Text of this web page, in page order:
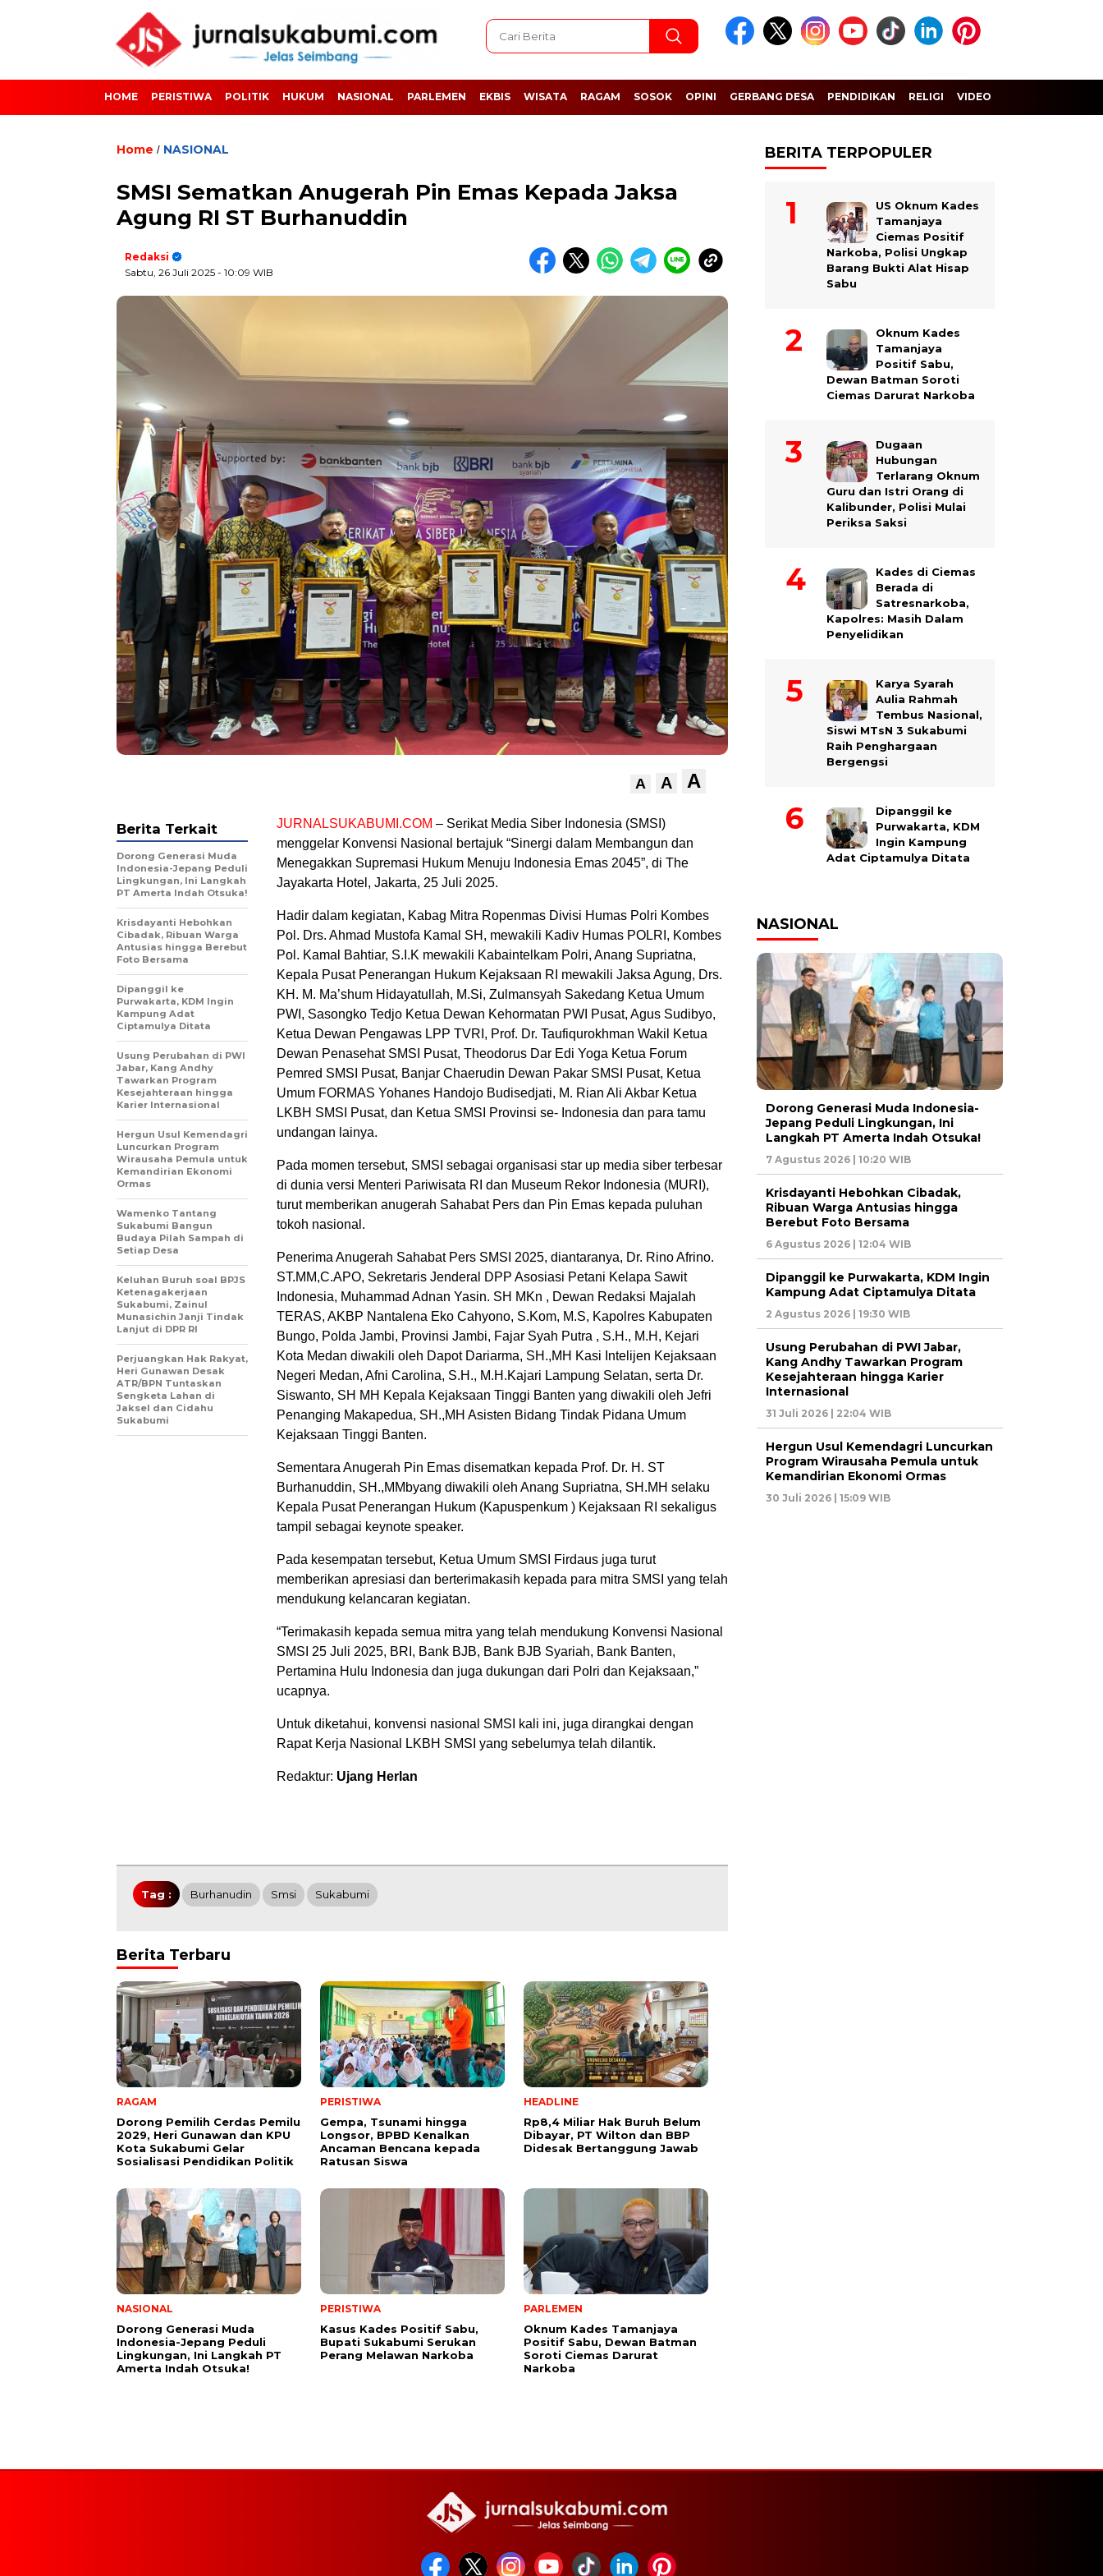
HOME PERISTIWA POLITIK HUKUM NASIONAL PARLEMEN EKBIS WISATA RAGAM SOSOK OPINI GERBANG DESA PENDIDIKAN RELIGI VIDEO
Home / NASIONAL
SMSI Sematkan Anugerah Pin Emas Kepada Jaksa
Agung RI ST Burhanuddin
Redaksi
Sabtu, 26 Juli 2025 - 10:09 WIB
A A A
JURNALSUKABUMI.COM – Serikat Media Siber Indonesia (SMSI)
menggelar Konvensi Nasional bertajuk “Sinergi dalam Membangun dan
Menegakkan Supremasi Hukum Menuju Indonesia Emas 2045”, di The
Jayakarta Hotel, Jakarta, 25 Juli 2025.
Hadir dalam kegiatan, Kabag Mitra Ropenmas Divisi Humas Polri Kombes
Pol. Drs. Ahmad Mustofa Kamal SH, mewakili Kadiv Humas POLRI, Kombes
Pol. Kamal Bahtiar, S.I.K mewakili Kabaintelkam Polri, Anang Supriatna,
Kepala Pusat Penerangan Hukum Kejaksaan RI mewakili Jaksa Agung, Drs.
KH. M. Ma’shum Hidayatullah, M.Si, Zulmansyah Sakedang Ketua Umum
PWI, Sasongko Tedjo Ketua Dewan Kehormatan PWI Pusat, Agus Sudibyo,
Ketua Dewan Pengawas LPP TVRI, Prof. Dr. Taufiqurokhman Wakil Ketua
Dewan Penasehat SMSI Pusat, Theodorus Dar Edi Yoga Ketua Forum
Pemred SMSI Pusat, Banjar Chaerudin Dewan Pakar SMSI Pusat, Ketua
Umum FORMAS Yohanes Handojo Budisedjati, M. Rian Ali Akbar Ketua
LKBH SMSI Pusat, dan Ketua SMSI Provinsi se- Indonesia dan para tamu
undangan lainya.
Pada momen tersebut, SMSI sebagai organisasi star up media siber terbesar
di dunia versi Menteri Pariwisata RI dan Museum Rekor Indonesia (MURI),
turut memberikan anugerah Sahabat Pers dan Pin Emas kepada puluhan
tokoh nasional.
Penerima Anugerah Sahabat Pers SMSI 2025, diantaranya, Dr. Rino Afrino.
ST.MM,C.APO, Sekretaris Jenderal DPP Asosiasi Petani Kelapa Sawit
Indonesia, Muhammad Adnan Yasin. SH MKn , Dewan Redaksi Majalah
TERAS, AKBP Nantalena Eko Cahyono, S.Kom, M.S, Kapolres Kabupaten
Bungo, Polda Jambi, Provinsi Jambi, Fajar Syah Putra , S.H., M.H, Kejari
Kota Medan diwakili oleh Dapot Dariarma, SH.,MH Kasi Intelijen Kejaksaan
Negeri Medan, Afni Carolina, S.H., M.H.Kajari Lampung Selatan, serta Dr.
Siswanto, SH MH Kepala Kejaksaan Tinggi Banten yang diwakili oleh Jefri
Penanging Makapedua, SH.,MH Asisten Bidang Tindak Pidana Umum
Kejaksaan Tinggi Banten.
Sementara Anugerah Pin Emas disematkan kepada Prof. Dr. H. ST
Burhanuddin, SH.,MMbyang diwakili oleh Anang Supriatna, SH.MH selaku
Kepala Pusat Penerangan Hukum (Kapuspenkum ) Kejaksaan RI sekaligus
tampil sebagai keynote speaker.
Pada kesempatan tersebut, Ketua Umum SMSI Firdaus juga turut
memberikan apresiasi dan berterimakasih kepada para mitra SMSI yang telah
mendukung kelancaran kegiatan.
“Terimakasih kepada semua mitra yang telah mendukung Konvensi Nasional
SMSI 25 Juli 2025, BRI, Bank BJB, Bank BJB Syariah, Bank Banten,
Pertamina Hulu Indonesia dan juga dukungan dari Polri dan Kejaksaan,”
ucapnya.
Untuk diketahui, konvensi nasional SMSI kali ini, juga dirangkai dengan
Rapat Kerja Nasional LKBH SMSI yang sebelumya telah dilantik.
Redaktur: Ujang Herlan
Berita Terkait
Dorong Generasi Muda
Indonesia-Jepang Peduli
Lingkungan, Ini Langkah
PT Amerta Indah Otsuka!
Krisdayanti Hebohkan
Cibadak, Ribuan Warga
Antusias hingga Berebut
Foto Bersama
Dipanggil ke
Purwakarta, KDM Ingin
Kampung Adat
Ciptamulya Ditata
Usung Perubahan di PWI
Jabar, Kang Andhy
Tawarkan Program
Kesejahteraan hingga
Karier Internasional
Hergun Usul Kemendagri
Luncurkan Program
Wirausaha Pemula untuk
Kemandirian Ekonomi
Ormas
Wamenko Tantang
Sukabumi Bangun
Budaya Pilah Sampah di
Setiap Desa
Keluhan Buruh soal BPJS
Ketenagakerjaan
Sukabumi, Zainul
Munasichin Janji Tindak
Lanjut di DPR RI
Perjuangkan Hak Rakyat,
Heri Gunawan Desak
ATR/BPN Tuntaskan
Sengketa Lahan di
Jaksel dan Cidahu
Sukabumi
Tag : Burhanudin Smsi Sukabumi
Berita Terbaru
RAGAM
Dorong Pemilih Cerdas Pemilu
2029, Heri Gunawan dan KPU
Kota Sukabumi Gelar
Sosialisasi Pendidikan Politik
PERISTIWA
Gempa, Tsunami hingga
Longsor, BPBD Kenalkan
Ancaman Bencana kepada
Ratusan Siswa
HEADLINE
Rp8,4 Miliar Hak Buruh Belum
Dibayar, PT Wilton dan BBP
Didesak Bertanggung Jawab
NASIONAL
Dorong Generasi Muda
Indonesia-Jepang Peduli
Lingkungan, Ini Langkah PT
Amerta Indah Otsuka!
PERISTIWA
Kasus Kades Positif Sabu,
Bupati Sukabumi Serukan
Perang Melawan Narkoba
PARLEMEN
Oknum Kades Tamanjaya
Positif Sabu, Dewan Batman
Soroti Ciemas Darurat
Narkoba
BERITA TERPOPULER
US Oknum Kades
Tamanjaya
Ciemas Positif
Narkoba, Polisi Ungkap
Barang Bukti Alat Hisap
Sabu
Oknum Kades
Tamanjaya
Positif Sabu,
Dewan Batman Soroti
Ciemas Darurat Narkoba
Dugaan
Hubungan
Terlarang Oknum
Guru dan Istri Orang di
Kalibunder, Polisi Mulai
Periksa Saksi
Kades di Ciemas
Berada di
Satresnarkoba,
Kapolres: Masih Dalam
Penyelidikan
Karya Syarah
Aulia Rahmah
Tembus Nasional,
Siswi MTsN 3 Sukabumi
Raih Penghargaan
Bergengsi
Dipanggil ke
Purwakarta, KDM
Ingin Kampung
Adat Ciptamulya Ditata
NASIONAL
Dorong Generasi Muda Indonesia-
Jepang Peduli Lingkungan, Ini
Langkah PT Amerta Indah Otsuka!
7 Agustus 2026 | 10:20 WIB
Krisdayanti Hebohkan Cibadak,
Ribuan Warga Antusias hingga
Berebut Foto Bersama
6 Agustus 2026 | 12:04 WIB
Dipanggil ke Purwakarta, KDM Ingin
Kampung Adat Ciptamulya Ditata
2 Agustus 2026 | 19:30 WIB
Usung Perubahan di PWI Jabar,
Kang Andhy Tawarkan Program
Kesejahteraan hingga Karier
Internasional
31 Juli 2026 | 22:04 WIB
Hergun Usul Kemendagri Luncurkan
Program Wirausaha Pemula untuk
Kemandirian Ekonomi Ormas
30 Juli 2026 | 15:09 WIB